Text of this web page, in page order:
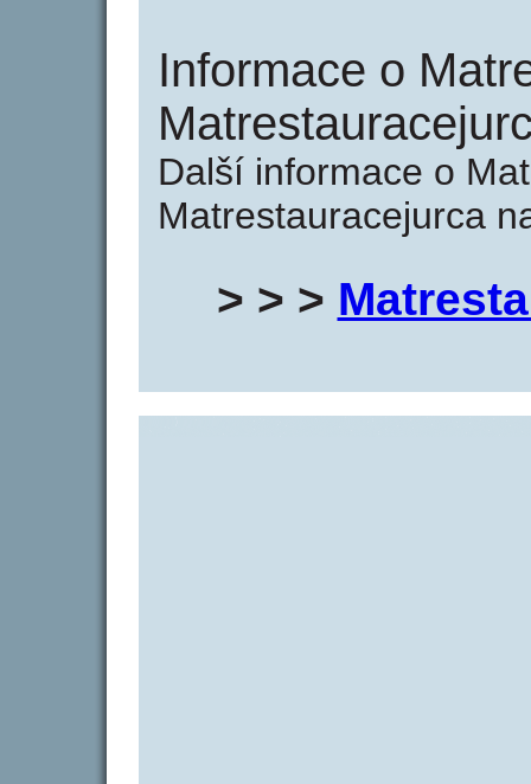
Informace o
Další informace o
Matrestauracejurca
> > >